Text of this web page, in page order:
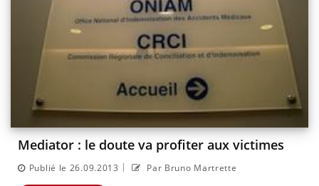
Mediator : le doute va profiter aux victimes
Publié le 26.09.2013 | Par Bruno Martrette